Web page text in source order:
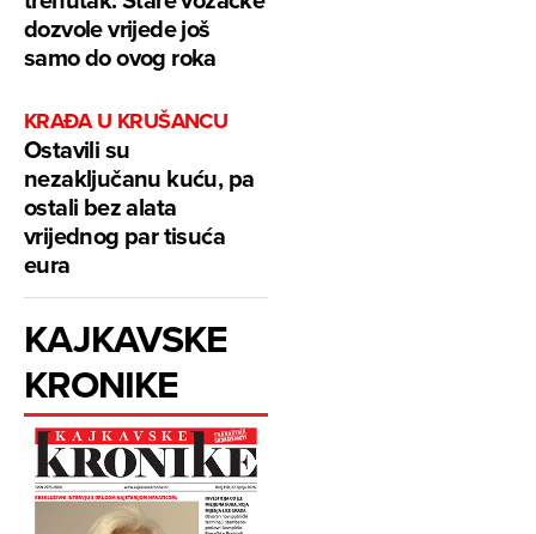
dozvole vrijede još
samo do ovog roka
KRAĐA U KRUŠANCU
Ostavili su
nezaključanu kuću, pa
ostali bez alata
vrijednog par tisuća
eura
KAJKAVSKE
KRONIKE